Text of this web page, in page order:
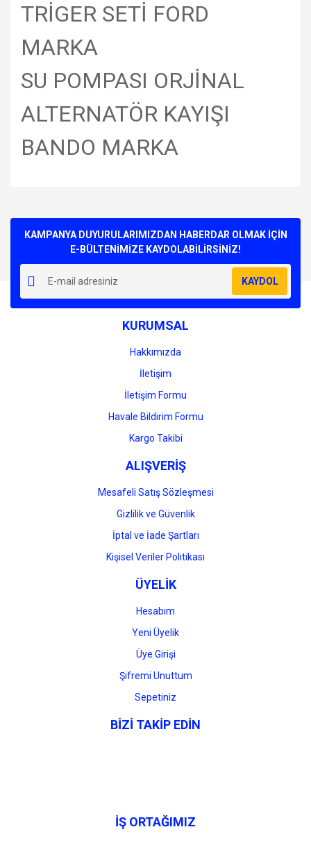
TRİGER SETİ FORD
MARKA
SU POMPASI ORJİNAL
ALTERNATÖR KAYIŞI
BANDO MARKA
Yorum Yaz
kullanarak tarafımıza iletebilirsiniz.
Görüş ve önerileriniz için teşekkür ederiz.
Ürün resmi kalitesiz, bozuk veya görüntülenemiyor.
Ürün açıklamasında eksik bilgiler bulunuyor.
Ürün bilgilerinde hatalar bulunuyor.
Ürün fiyatı diğer sitelerden daha pahalı.
Gönder
KAMPANYA DUYURULARIMIZDAN HABERDAR OLMAK İÇİN
E-BÜLTENİMİZE KAYDOLABİLİRSİNİZ!
KAYDOL
KURUMSAL
Hakkımızda
İletişim
İletişim Formu
Havale Bildirim Formu
Kargo Takibi
ALIŞVERİŞ
Mesafeli Satış Sözleşmesi
Gizlilik ve Güvenlik
İptal ve İade Şartları
Kişisel Veriler Politikası
ÜYELİK
Hesabım
Yeni Üyelik
Üye Girişi
Şifremi Unuttum
Sepetiniz
BİZİ TAKİP EDİN
İŞ ORTAĞIMIZ